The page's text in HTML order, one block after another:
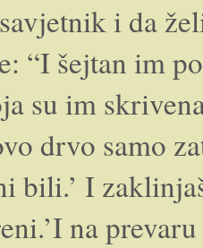
i da
“I šejtan im
su im
drvo samo
bili.’ I
na